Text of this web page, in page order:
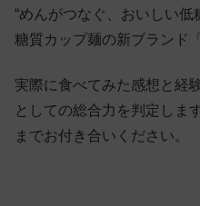
“めんがつなぐ、おいしい低
糖質カップ麺の新ブランド
実際に食べてみた感想と経
としての総合力を判定しま
までお付き合いください。